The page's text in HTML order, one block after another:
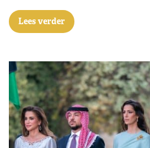
Lees verder